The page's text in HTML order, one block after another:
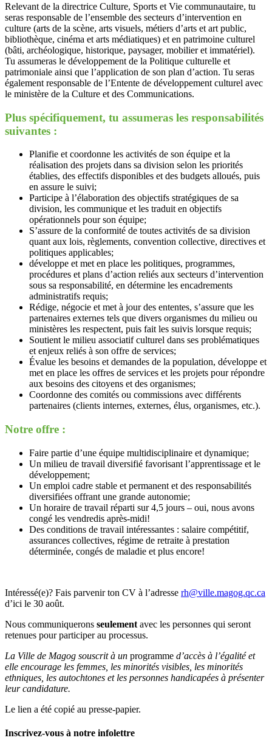
Relevant de la directrice Culture, Sports et Vie communautaire, tu
seras responsable de l’ensemble des secteurs d’intervention en
culture (arts de la scène, arts visuels, métiers d’arts et art public,
bibliothèque, cinéma et arts médiatiques) et en patrimoine culturel
(bâti, archéologique, historique, paysager, mobilier et immatériel).
Tu assumeras le développement de la Politique culturelle et
patrimoniale ainsi que l’application de son plan d’action. Tu seras
également responsable de l’Entente de développement culturel avec
le ministère de la Culture et des Communications.
Plus spécifiquement, tu assumeras les responsabilités
suivantes :
Planifie et coordonne les activités de son équipe et la
réalisation des projets dans sa division selon les priorités
établies, des effectifs disponibles et des budgets alloués, puis
en assure le suivi;
Participe à l’élaboration des objectifs stratégiques de sa
division, les communique et les traduit en objectifs
opérationnels pour son équipe;
S’assure de la conformité de toutes activités de sa division
quant aux lois, règlements, convention collective, directives et
politiques applicables;
développe et met en place les politiques, programmes,
procédures et plans d’action reliés aux secteurs d’intervention
sous sa responsabilité, en détermine les encadrements
administratifs requis;
Rédige, négocie et met à jour des ententes, s’assure que les
partenaires externes tels que divers organismes du milieu ou
ministères les respectent, puis fait les suivis lorsque requis;
Soutient le milieu associatif culturel dans ses problématiques
et enjeux reliés à son offre de services;
Évalue les besoins et demandes de la population, développe et
met en place les offres de services et les projets pour répondre
aux besoins des citoyens et des organismes;
Coordonne des comités ou commissions avec différents
partenaires (clients internes, externes, élus, organismes, etc.).
Notre offre :
Faire partie d’une équipe multidisciplinaire et dynamique;
Un milieu de travail diversifié favorisant l’apprentissage et le
développement;
Un emploi cadre stable et permanent et des responsabilités
diversifiées offrant une grande autonomie;
Un horaire de travail réparti sur 4,5 jours – oui, nous avons
congé les vendredis après-midi!
Des conditions de travail intéressantes : salaire compétitif,
assurances collectives, régime de retraite à prestation
déterminée, congés de maladie et plus encore!
Intéressé(e)? Fais parvenir ton CV à l’adresse rh@ville.magog.qc.ca
d’ici le 30 août.
Nous communiquerons seulement avec les personnes qui seront
retenues pour participer au processus.
La Ville de Magog souscrit à un programme d’accès à l’égalité et
elle encourage les femmes, les minorités visibles, les minorités
ethniques, les autochtones et les personnes handicapées à présenter
leur candidature.
Le lien a été copié au presse-papier.
Inscrivez-vous à notre infolettre